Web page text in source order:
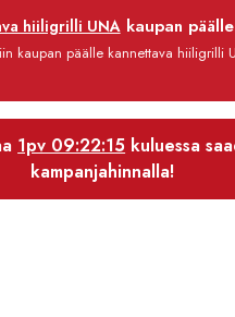
hiiligrilli UNAkaupan päälle
kaupan päälle kannettava hiiligrilli
1pv 09:22:15 kuluessa
kampanjahinnalla!